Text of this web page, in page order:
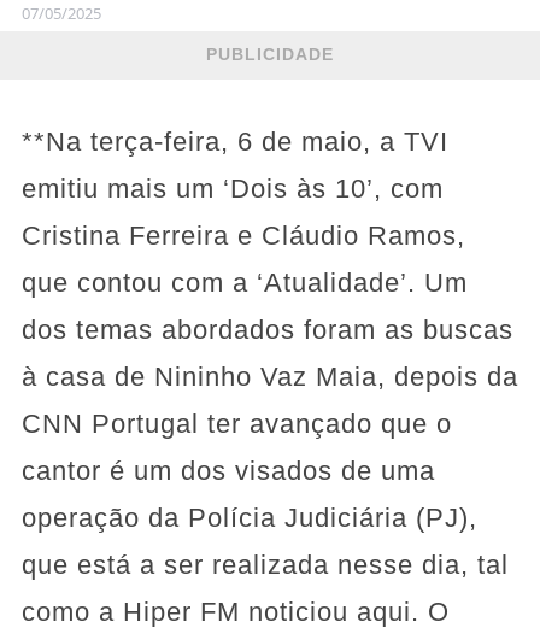
07/05/2025
PUBLICIDADE
**Na terça-feira, 6 de maio, a TVI
emitiu mais um ‘Dois às 10’, com
Cristina Ferreira e Cláudio Ramos,
que contou com a ‘Atualidade’. Um
dos temas abordados foram as buscas
à casa de Nininho Vaz Maia, depois da
CNN Portugal ter avançado que o
cantor é um dos visados de uma
operação da Polícia Judiciária (PJ),
que está a ser realizada nesse dia, tal
como a Hiper FM noticiou aqui. O